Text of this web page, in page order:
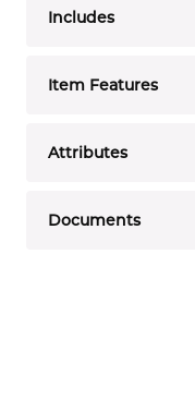
Includes
Item Features
Attributes
Documents